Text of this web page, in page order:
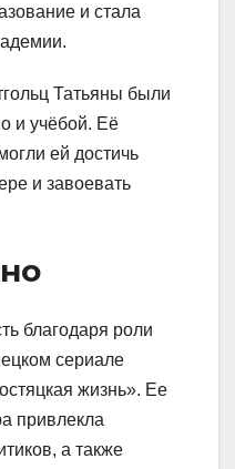
и стала
Татьяны были
и учёбой. Её
ей достичь
и завоевать
благодаря роли
сериале
жизнь». Ее
привлекла
а также